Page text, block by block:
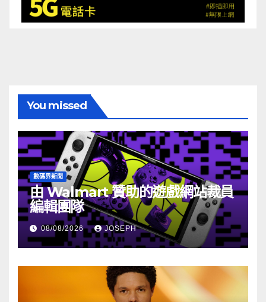
You missed
數碼界新聞
由 Walmart 贊助的遊戲網站裁員
編輯團隊
08/08/2026 JOSEPH